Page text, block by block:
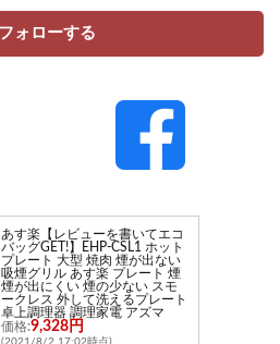
ォローする
あす楽【レビューを書いてエコ
バッグGET!】EHP-CSL1 ホット
プレート 大型 焼肉 煙が出ない
吸煙グリル あす楽 プレート 煙
煙が出にくい 煙の少ない スモ
ークレス 外して洗えるプレート
卓上調理器 調理家電 アズマ
価格:9,328円
(2021/8/2 17:02時点)